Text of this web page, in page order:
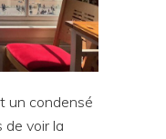
un condensé
de voir la